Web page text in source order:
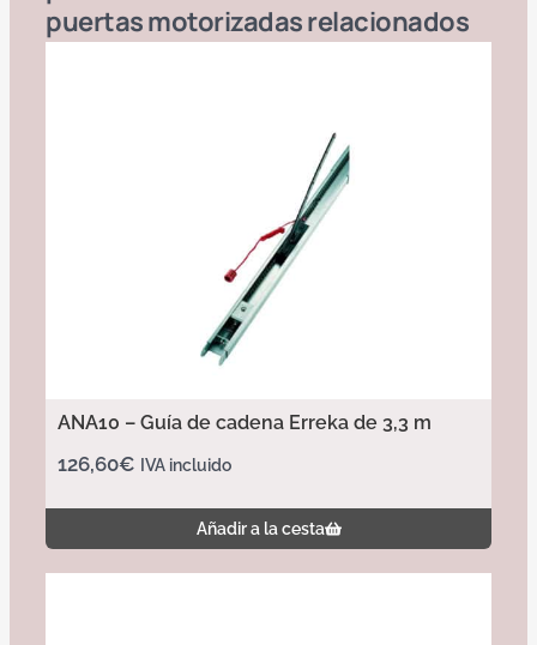
puertas motorizadasrelacionados
ANA10 – Guía de cadena Erreka de 3,3 m
126,60€ IVA incluido
Añadir a la cesta